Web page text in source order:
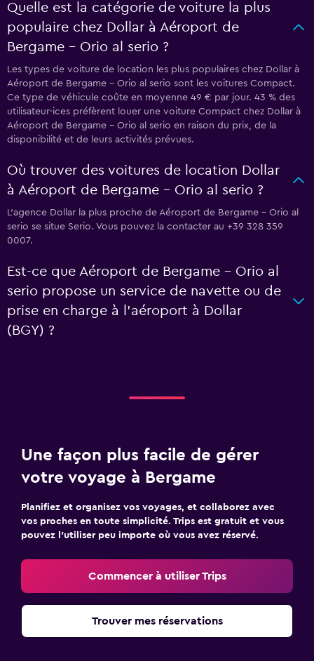
Quelle est la catégorie de voiture la plus
populaire chez Dollar à Aéroport de
Bergame - Orio al serio ?
Les types de voiture de location les plus populaires chez Dollar à
Aéroport de Bergame - Orio al serio sont les voitures Compact.
Ce type de véhicule coûte en moyenne 49 € par jour. 43 % des
utilisateur·ices préfèrent louer une voiture Compact chez Dollar à
Aéroport de Bergame - Orio al serio en raison du prix, de la
disponibilité et de leurs activités prévues.
Où trouver des voitures de location Dollar
à Aéroport de Bergame - Orio al serio ?
L’agence Dollar la plus proche de Aéroport de Bergame - Orio al
serio se situe Serio. Vous pouvez la contacter au +39 328 359
0007.
Est-ce que Aéroport de Bergame - Orio al
serio propose un service de navette ou de
prise en charge à l’aéroport à Dollar
(BGY) ?
Une façon plus facile de gérer
votre voyage à Bergame
Planifiez et organisez vos voyages, et collaborez avec
vos proches en toute simplicité. Trips est gratuit et vous
pouvez l’utiliser peu importe où vous avez réservé.
Commencer à utiliser Trips
Trouver mes réservations